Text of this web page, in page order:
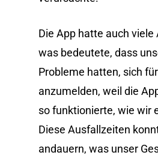
Die App hatte auch viele
was bedeutete, dass
Probleme hatten, sich
anzumelden, weil die
so funktionierte, wie wir
Diese Ausfallzeiten
andauern, was unser